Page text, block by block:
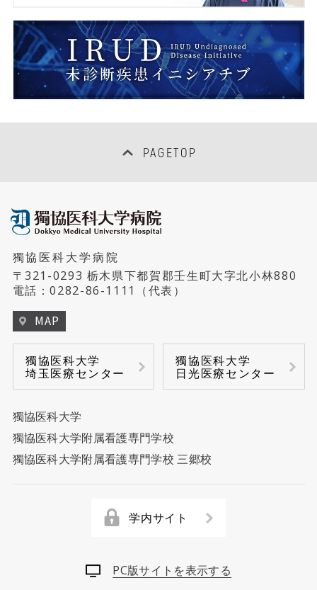
臨床研究管理センター
臨床研修センター
女性医師支援センター
病床管理センター
病児保育室「にじいろキッズ」
PAGETOP
獨協医科大学病院
〒321-0293 栃木県下都賀郡壬生町大字北小林880
電話：0282-86-1111 （代表）
MAP
獨協医科大学
埼玉医療センター
獨協医科大学
日光医療センター
獨協医科大学
獨協医科大学附属看護専門学校
獨協医科大学附属看護専門学校 三郷校
学内サイト
PC版サイトを表示する